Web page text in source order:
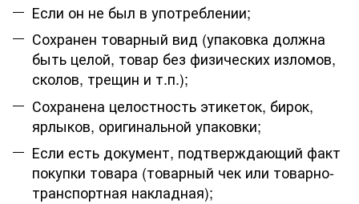
Если он не был в употреблении;
Сохранен товарный вид (упаковка должна
быть целой, товар без физических изломов,
сколов, трещин и т.п.);
Сохранена целостность этикеток, бирок,
ярлыков, оригинальной упаковки;
Если есть документ, подтверждающий факт
покупки товара (товарный чек или товарно-
транспортная накладная);